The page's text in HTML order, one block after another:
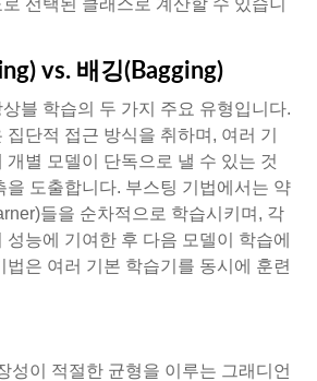
선택된 클래스로 계산할 수 있습니
vs. 배깅(Bagging)
블 학습의 두 가지 주요 유형입니다.
단적 접근 방식을 취하며, 여러 기
개별 모델이 단독으로 낼 수 있는 것
을 도출합니다. 부스팅 기법에서는 약
들을 순차적으로 학습시키며, 각
성능에 기여한 후 다음 모델이 학습에
법은 여러 기본 학습기를 동시에 훈련
성이 적절한 균형을 이루는 그래디언